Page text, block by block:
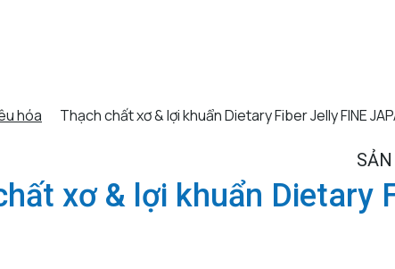
hóa Thạch chất xơ & lợi khuẩn Dietary Fiber Jelly FINE
xơ & lợi khuẩn Dietary